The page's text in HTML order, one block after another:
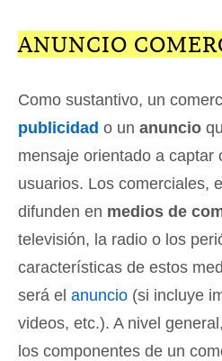
ANUNCIO
Como sustantivo, un
publicidad o un anuncio
mensaje orientado a captar
usuarios. Los comerciales,
difunden en medios de
televisión, la radio o los
características de estos
será el anuncio (si incluye
videos, etc.). A nivel
los componentes de un